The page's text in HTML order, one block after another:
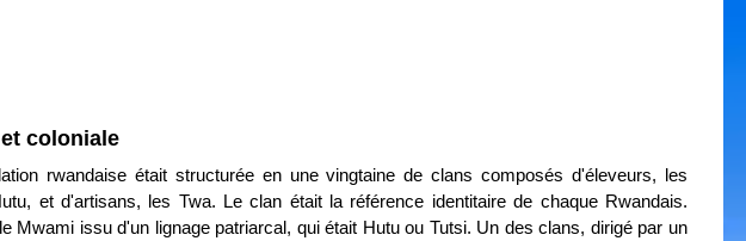
coloniale
rwandaise était structurée en une vingtaine de clans composés d'éleveurs, les
et d'artisans, les Twa. Le clan était la référence identitaire de chaque Rwandais.
Mwami issu d'un lignage patriarcal, qui était Hutu ou Tutsi. Un des clans, dirigé par un